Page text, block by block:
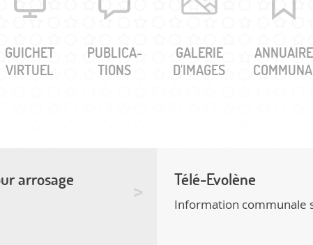
Cartographie / SIT
GUICHET
VIRTUEL
PUBLICA­
TIONS
GALERIE
D'IMAGES
ANNUAIRE
arrosage Télé-Evolène
Information communale